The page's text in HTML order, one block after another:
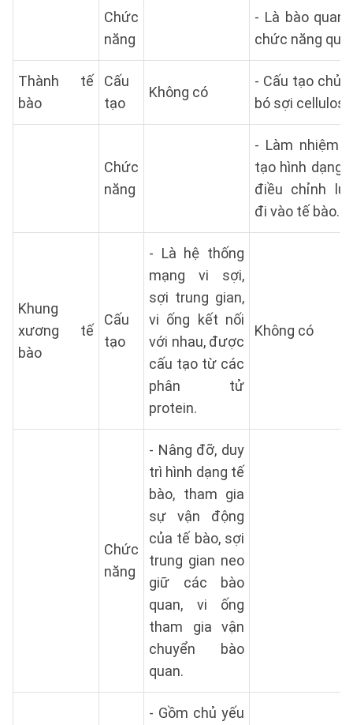
Chức
năng
- Là bào quan
chức năng
Thành tế
bào
Cấu
tạo
Không có
- Cấu tạo chủ
bó sợi
Chức
năng
- Làm nhiệm
tạo hình dạng
điều chỉnh
đi vào tế bào.
Khung
xương tế
bào
Cấu
tạo
- Là hệ thống
mạng vi sợi,
sợi trung gian,
vi ống kết nối
với nhau, được
cấu tạo từ các
phân tử
protein.
Không có
Chức
năng
- Nâng đỡ, duy
trì hình dạng tế
bào, tham gia
sự vận động
của tế bào, sợi
trung gian neo
giữ các bào
quan, vi ống
tham gia vận
chuyển bào
quan.
- Gồm chủ yếu